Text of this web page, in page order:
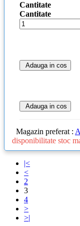
Cantitate
Cantitate
Adauga in cos
Adauga in cos
Magazin preferat :
disponibilitate stoc
|<
<
2
3
4
>
>|